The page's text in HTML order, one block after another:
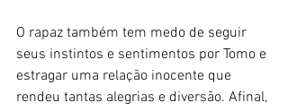
O rapaz também tem medo de seguir
seus instintos e sentimentos por Tomo e
estragar uma relação inocente que
rendeu tantas alegrias e diversão. Afinal,